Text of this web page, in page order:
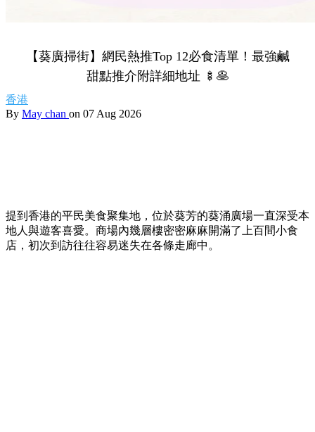
【葵廣掃街】網民熱推Top 12必食清單！最強鹹
甜點推介附詳細地址 🍢🥞
香港
By May chan on 07 Aug 2026
提到香港的平民美食聚集地，位於葵芳的葵涌廣場一直深受本
地人與遊客喜愛。商場內幾層樓密密麻麻開滿了上百間小食
店，初次到訪往往容易迷失在各條走廊中。